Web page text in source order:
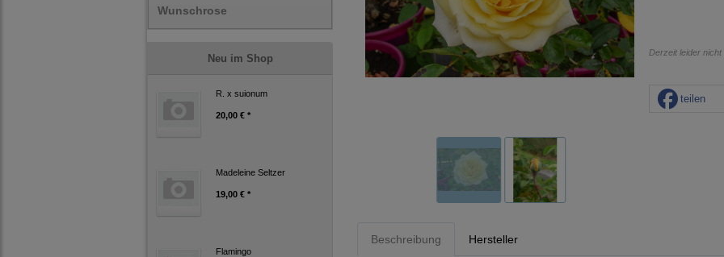
Wunschrose
Neu im Shop
R. x suionum
20,00 € *
Madeleine Seltzer
19,00 € *
Flamingo
Derzeit leider
teilen
Beschreibung Hersteller